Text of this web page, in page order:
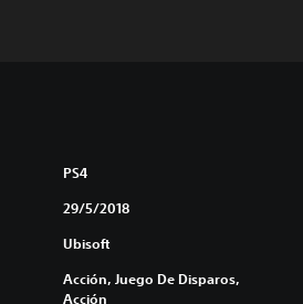
PS4
29/5/2018
Ubisoft
Acción, Juego De Disparos,
Acción